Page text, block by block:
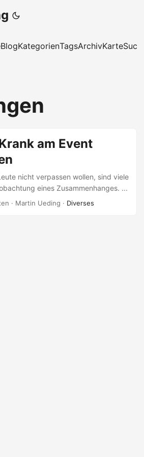
BlogKategorienTagsArchivKarte
am Event
nicht verpassen wollen, sind viele
eines Zusammenhanges. ...
· Martin Ueding · Diverses